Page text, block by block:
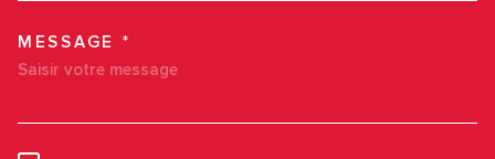
MESSAGE *